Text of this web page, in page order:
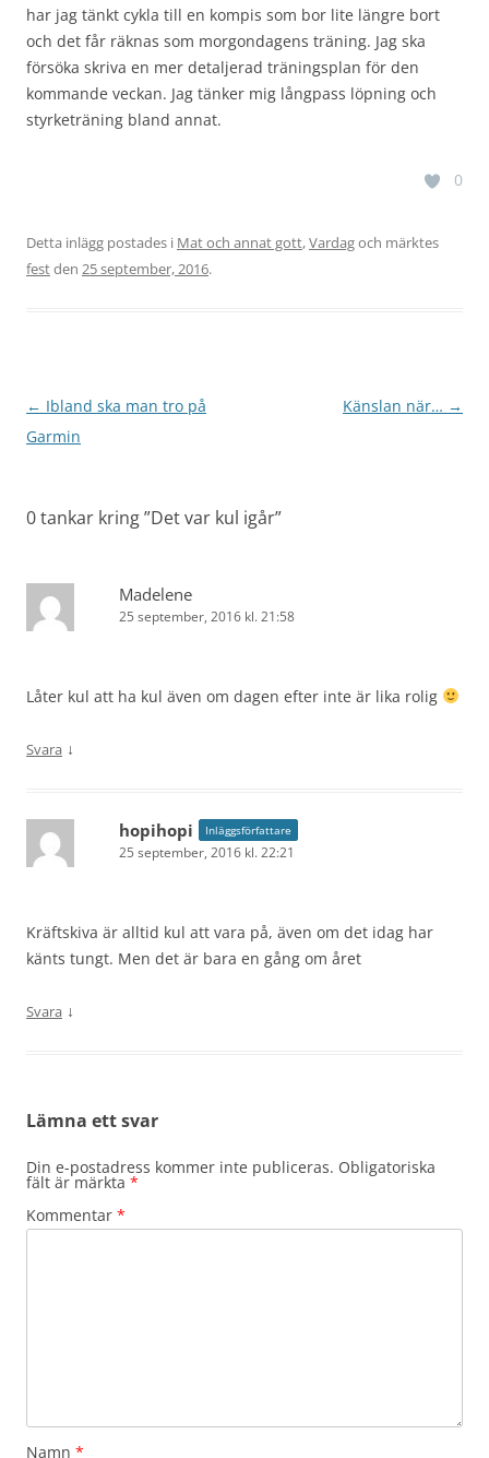
har jag tänkt cykla till en kompis som bor lite längre bort
och det får räknas som morgondagens träning. Jag ska
försöka skriva en mer detaljerad träningsplan för den
kommande veckan. Jag tänker mig långpass löpning och
styrketräning bland annat.
0
Detta inlägg postades i Mat och annat gott,Vardagoch märktes
festden 25 september, 2016.
Inläggsnavigering
← Ibland ska man tro på
Garmin
Känslan när… →
0 tankar kring ”Det var kul igår”
Madelene
25 september, 2016 kl. 21:58
Låter kul att ha kul även om dagen efter inte är lika rolig
Svara ↓
hopihopi Inläggsförfattare
25 september, 2016 kl. 22:21
Kräftskiva är alltid kul att vara på, även om det idag har
känts tungt. Men det är bara en gång om året
Svara ↓
Lämna ett svar
Din e-postadress kommer inte publiceras. Obligatoriska
fält är märkta *
Kommentar *
Namn *